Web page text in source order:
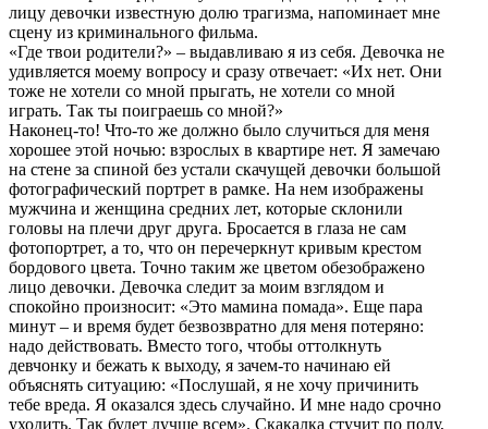
лицу девочки известную долю трагизма, напоминает мне
сцену из криминального фильма.
«Где твои родители?» – выдавливаю я из себя. Девочка не
удивляется моему вопросу и сразу отвечает: «Их нет. Они
тоже не хотели со мной прыгать, не хотели со мной
играть. Так ты поиграешь со мной?»
Наконец-то! Что-то же должно было случиться для меня
хорошее этой ночью: взрослых в квартире нет. Я замечаю
на стене за спиной без устали скачущей девочки большой
фотографический портрет в рамке. На нем изображены
мужчина и женщина средних лет, которые склонили
головы на плечи друг друга. Бросается в глаза не сам
фотопортрет, а то, что он перечеркнут кривым крестом
бордового цвета. Точно таким же цветом обезображено
лицо девочки. Девочка следит за моим взглядом и
спокойно произносит: «Это мамина помада». Еще пара
минут – и время будет безвозвратно для меня потеряно:
надо действовать. Вместо того, чтобы оттолкнуть
девчонку и бежать к выходу, я зачем-то начинаю ей
объяснять ситуацию: «Послушай, я не хочу причинить
тебе вреда. Я оказался здесь случайно. И мне надо срочно
уходить. Так будет лучше всем». Скакалка стучит по полу,